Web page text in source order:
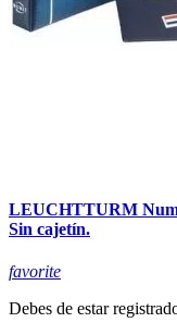
LEUCHTTURM
Sin cajetín.
favorite
Debes de estar